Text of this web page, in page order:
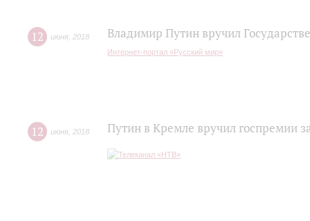
12 июня 2018 Владимир Путин вручил
Интернет-портал «Русский мир»
12 июня 2018 Путин в Кремле вручил госпремии